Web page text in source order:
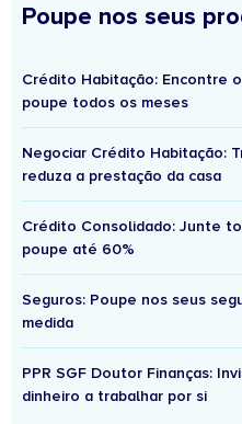
Poupe nos seus
Crédito Habitação: Encontre
poupe todos os meses
Negociar Crédito Habitação:
reduza a prestação da casa
Crédito Consolidado: Junte
poupe até 60%
Seguros: Poupe nos seus
medida
PPR SGF Doutor Finanças:
dinheiro a trabalhar por si